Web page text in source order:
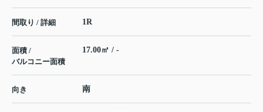
間取り / 詳細 1R
面積 /
バルコニー面積
17.00㎡ / -
向き 南